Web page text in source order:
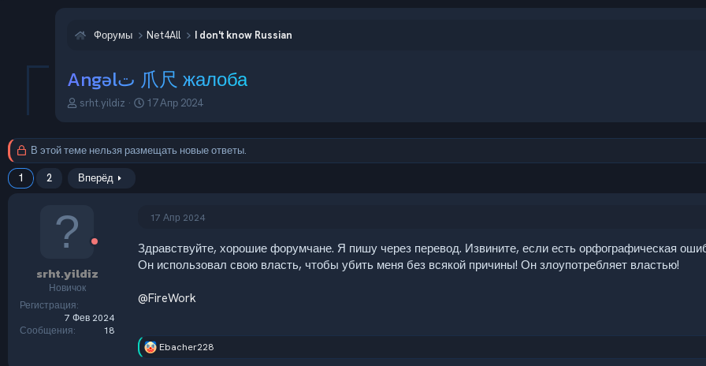
Форумы Net4All I don't know Russian
Angəlت 爪尺 жалоба
А
т
srht.yildiz
Д
л
17 Апр 2024
В этой теме нельзя размещать новые ответы.
1 2 Вперёд
srht.yildiz
Новичок
Регистрация
7 Фев 2024
Сообщения
18
17 Апр 2024
Здравствуйте, хорошие форумчане. Я пишу через перевод. Извините, если есть орфографическая
Он использовал свою власть, чтобы убить меня без всякой причины! Он злоупотребляет властью!
@FireWork
Р
Ebacher228